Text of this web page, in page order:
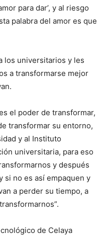
para dar’, y al riesgo
palabra del amor es que
los universitarios y les
a transformarse mejor
el poder de transformar,
transformar su entorno,
y al Instituto
universitaria, para eso
y después
no es así empaquen y
a perder su tiempo, a
de Celaya